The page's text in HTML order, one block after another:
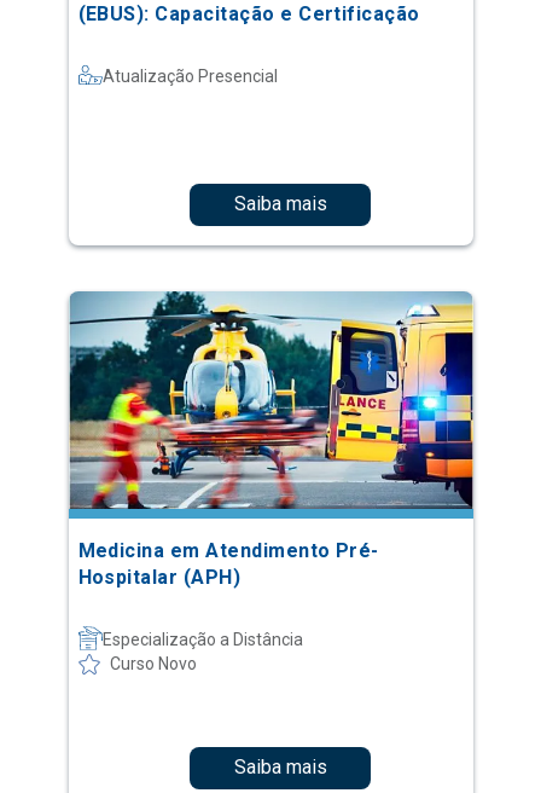
(EBUS): Capacitação e Certificação
Atualização Presencial
Saiba mais
Medicina em Atendimento Pré-
Hospitalar (APH)
Especialização a Distância
Curso Novo
Saiba mais